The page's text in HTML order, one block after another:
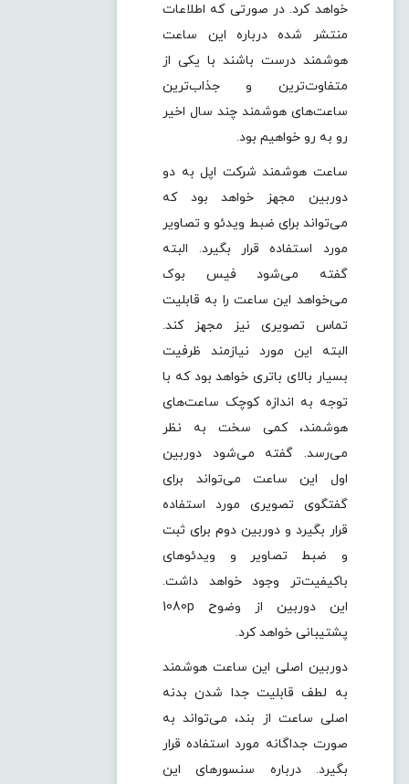
خواهد کرد. در صورتی که اطلاعات
منتشر شده درباره این ساعت
هوشمند درست باشند با یکی از
متفاوت‌ترین و جذاب‌ترین
ساعت‌های هوشمند چند سال اخیر
رو به رو خواهیم بود.
ساعت هوشمند شرکت اپل به دو
دوربین مجهز خواهد بود که
می‌تواند برای ضبط ویدئو و تصاویر
مورد استفاده قرار بگیرد. البته
گفته می‌شود فیس بوک
می‌خواهد این ساعت را به قابلیت
تماس تصویری نیز مجهز کند.
البته این مورد نیازمند ظرفیت
بسیار بالای باتری خواهد بود که با
توجه به اندازه کوچک ساعت‌های
هوشمند، کمی سخت به نظر
می‌رسد. گفته می‌شود دوربین‌
اول این ساعت می‌تواند برای
گفتگوی تصویری مورد استفاده
قرار بگیرد و دوربین دوم برای ثبت
و ضبط تصاویر و ویدئوهای
باکیفیت‌تر وجود خواهد داشت.
این دوربین از وضوح 1080p
پشتیبانی خواهد کرد.
دوربین اصلی این ساعت هوشمند
به لطف قابلیت جدا شدن بدنه
اصلی ساعت از بند، می‌تواند به
صورت جداگانه مورد استفاده قرار
بگیرد. درباره سنسورهای این